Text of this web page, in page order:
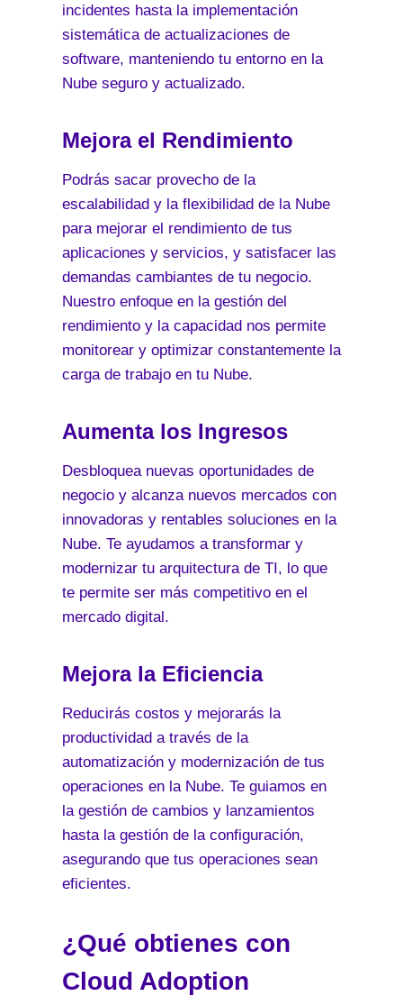
incidentes hasta la implementación
sistemática de actualizaciones de
software, manteniendo tu entorno en la
Nube seguro y actualizado.
Mejora el Rendimiento
Podrás sacar provecho de la
escalabilidad y la flexibilidad de la Nube
para mejorar el rendimiento de tus
aplicaciones y servicios, y satisfacer las
demandas cambiantes de tu negocio.
Nuestro enfoque en la gestión del
rendimiento y la capacidad nos permite
monitorear y optimizar constantemente la
carga de trabajo en tu Nube.
Aumenta los Ingresos
Desbloquea nuevas oportunidades de
negocio y alcanza nuevos mercados con
innovadoras y rentables soluciones en la
Nube. Te ayudamos a transformar y
modernizar tu arquitectura de TI, lo que
te permite ser más competitivo en el
mercado digital.
Mejora la Eficiencia
Reducirás costos y mejorarás la
productividad a través de la
automatización y modernización de tus
operaciones en la Nube. Te guiamos en
la gestión de cambios y lanzamientos
hasta la gestión de la configuración,
asegurando que tus operaciones sean
eficientes.
¿Qué obtienes con
Cloud Adoption